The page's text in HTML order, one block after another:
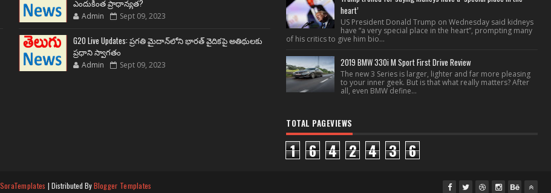
ఎందుకింత ప్రాధాన్యత?
Admin Sept 09, 2023
G20 Live Updates: ప్రగతి మైదాన్‌లోని భారత్ వైదికపై అతిథులకు
ప్రధాని స్వాగతం
Admin Sept 09, 2023
heart’
US President Donald Trump on Wednesday said kidneys
have “a very special place in the heart”, prompting many
of his critics to give him bio...
2019 BMW 330i M Sport First Drive Review
The new 3 Series is larger, lighter and far more pleasing
to your inner geek. But is that what really matters? After
all, even BMW define...
TOTAL PAGEVIEWS
1 6 4 2 4 3 6
SoraTemplates | Distributed ByBlogger Templates